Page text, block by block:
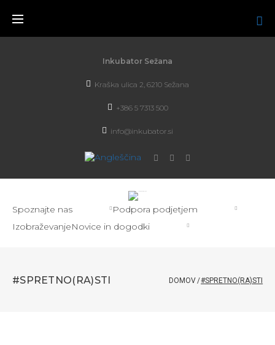
Inkubator Sežana
Kraška ulica 2, 6210 Sežana
+386 5 7313 500
info@inkubator.si
Spoznajte nas
Podpora podjetjem
IzobraževanjeNovice in dogodki
#SPRETNO(RA)STI DOMOV/#SPRETNO(RA)STI